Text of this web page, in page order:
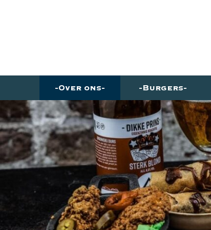
Over ons Burgers